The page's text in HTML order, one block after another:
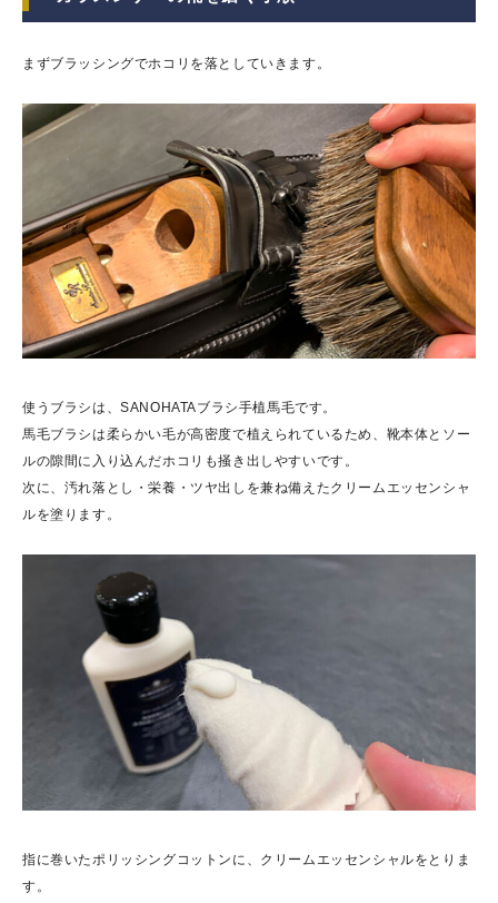
まずブラッシングでホコリを落としていきます。
使うブラシは、SANOHATAブラシ手植馬毛です。
馬毛ブラシは柔らかい毛が高密度で植えられているため、靴本体とソー
ルの隙間に入り込んだホコリも掻き出しやすいです。
次に、汚れ落とし・栄養・ツヤ出しを兼ね備えたクリームエッセンシャ
ルを塗ります。
指に巻いたポリッシングコットンに、クリームエッセンシャルをとりま
す。